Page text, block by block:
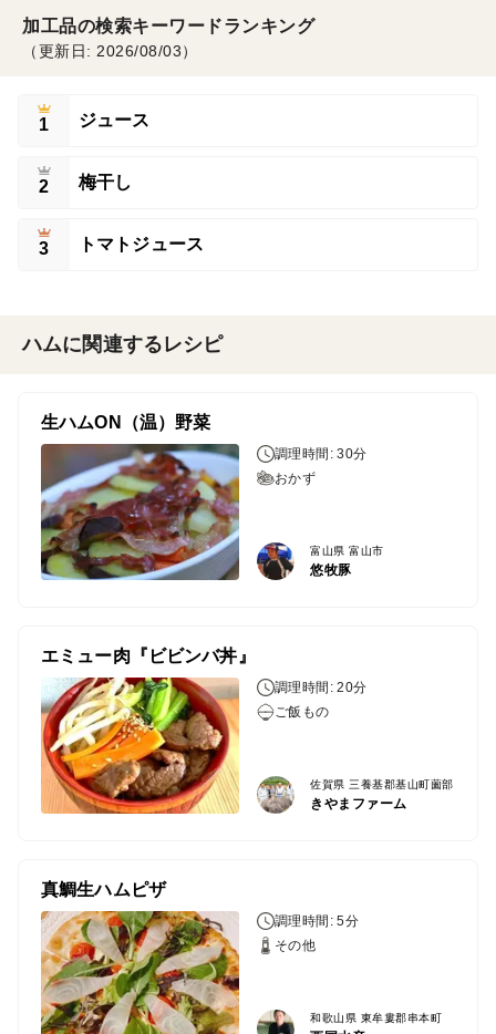
加工品の検索キーワードランキング
（更新日: 2026/08/03）
1 ジュース
2 梅干し
3 トマトジュース
ハムに関連するレシピ
生ハムON（温）野菜
調理時間: 30分
おかず
富山県 富山市
悠牧豚
エミュー肉『ビビンバ丼』
調理時間: 20分
ご飯もの
佐賀県 三養基郡基山町薗部
きやまファーム
真鯛生ハムピザ
調理時間: 5分
その他
和歌山県 東牟婁郡串本町